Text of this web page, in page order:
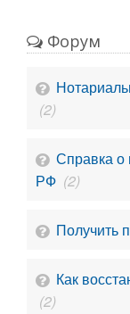
Форум
(2)
Справка о
РФ (2)
Получить
Как
(2)